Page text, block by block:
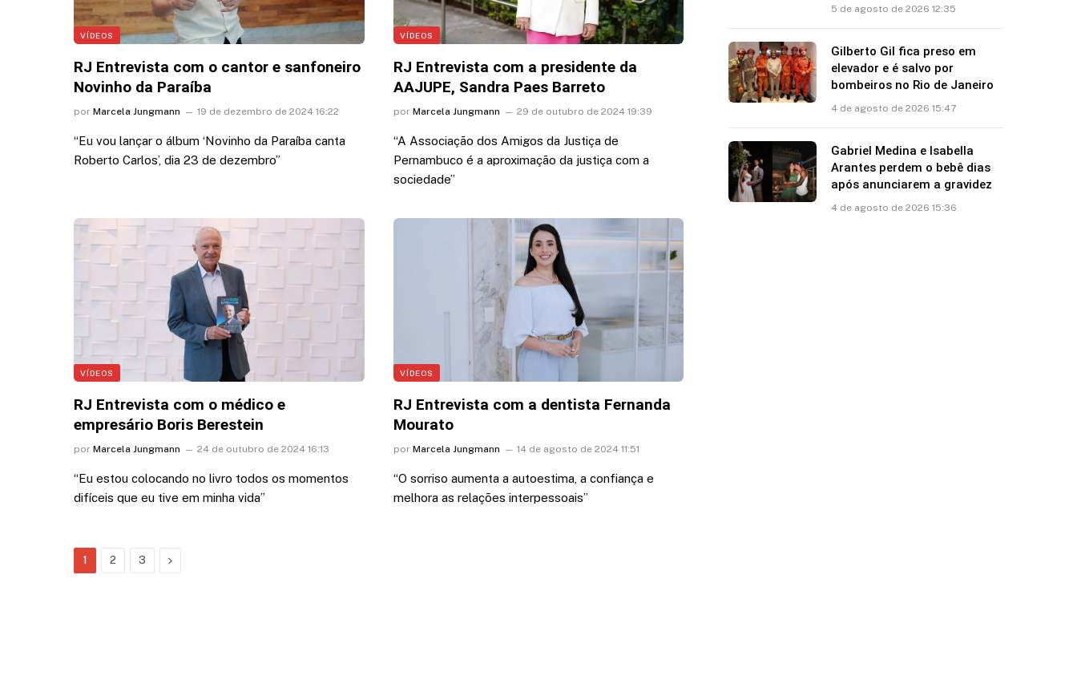
VÍDEOS
RJ Entrevista com o cantor e sanfoneiro
Novinho da Paraíba
por Marcela Jungmann 19 de dezembro de 2024 16:22
“Eu vou lançar o álbum ‘Novinho da Paraíba canta
Roberto Carlos’, dia 23 de dezembro”
VÍDEOS
RJ Entrevista com a presidente da
AAJUPE, Sandra Paes Barreto
por Marcela Jungmann 29 de outubro de 2024 19:39
“A Associação dos Amigos da Justiça de
Pernambuco é a aproximação da justiça com a
sociedade”
VÍDEOS
RJ Entrevista com o médico e
empresário Boris Berestein
por Marcela Jungmann 24 de outubro de 2024 16:13
“Eu estou colocando no livro todos os momentos
difíceis que eu tive em minha vida”
VÍDEOS
RJ Entrevista com a dentista Fernanda
Mourato
por Marcela Jungmann 14 de agosto de 2024 11:51
“O sorriso aumenta a autoestima, a confiança e
melhora as relações interpessoais”
1 2 3 Next
5 de agosto de 2026 12:35
Gilberto Gil fica preso em
elevador e é salvo por
bombeiros no Rio de Janeiro
4 de agosto de 2026 15:47
Gabriel Medina e Isabella
Arantes perdem o bebê dias
após anunciarem a gravidez
4 de agosto de 2026 15:36